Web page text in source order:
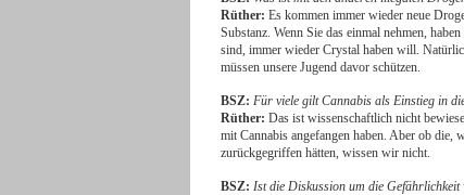
Rüther: Es kommen immer wieder neue
Substanz. Wenn Sie das einmal nehmen,
sind, immer wieder Crystal haben will.
müssen unsere Jugend davor schützen.
BSZ: Für viele gilt Cannabis als Einstieg in
Rüther: Das ist wissenschaftlich nicht
mit Cannabis angefangen haben. Aber ob die,
zurückgegriffen hätten, wissen wir nicht.
BSZ: Ist die Diskussion um die